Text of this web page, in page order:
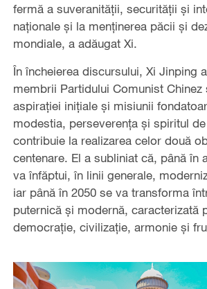
fermă a suveranității, securității și
naționale și la menținerea păcii și
mondiale, a adăugat Xi.
În încheierea discursului, Xi Jinping
membrii Partidului Comunist Chinez
aspirației inițiale și misiunii
modestia, perseverența și spiritul
contribuie la realizarea celor două
centenare. El a subliniat că, până în
va înfăptui, în linii generale,
iar până în 2050 se va transforma
puternică și modernă, caracterizată
democrație, civilizație, armonie și